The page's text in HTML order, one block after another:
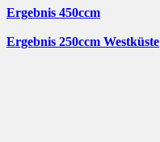
Ergebnis 450ccm
Ergebnis 250ccm Westküste